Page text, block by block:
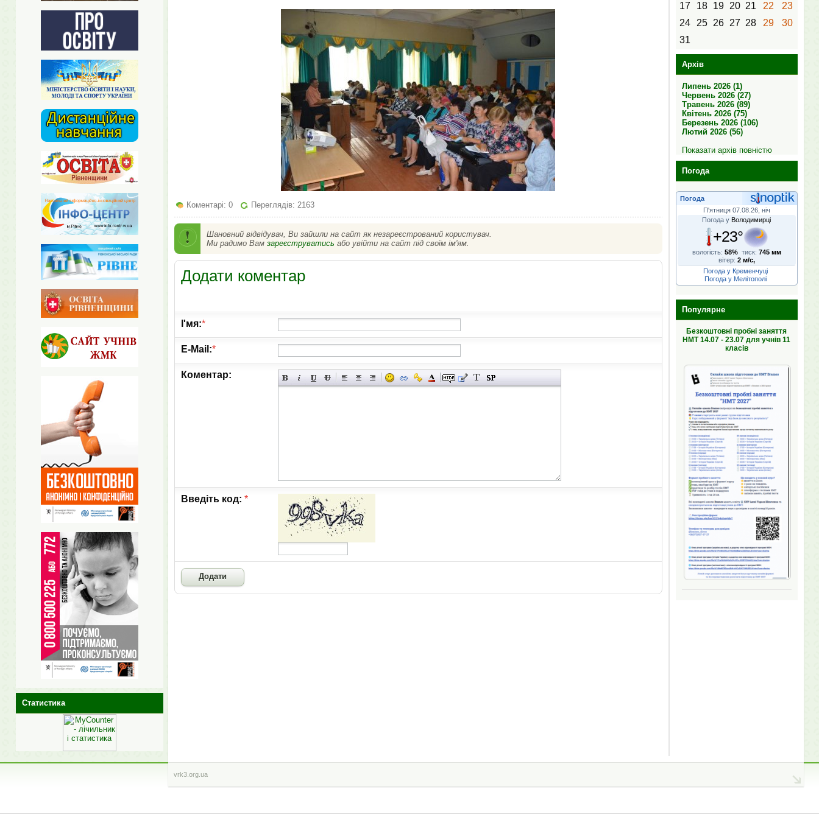
Коментарі: 0 Переглядів: 2163
Шановний відвідувач, Ви зайшли на сайт як незареєстрований користувач.
Ми радимо Вам зареєструватись або увійти на сайт під своїм ім'ям.
Додати коментар
І'мя:*
E-Mail:*
Коментар:
Введіть код: *
17
18 19 20 21 22
23
24
25 26 27 28 29
30
31
Архів
Липень 2026 (1)
Червень 2026 (27)
Травень 2026 (89)
Квітень 2026 (75)
Березень 2026 (106)
Лютий 2026 (56)
Показати архів повністю
Погода
Погода
П'ятниця 07.08.26, ніч
Погода у Володимирці
+23°
вологість: 58% тиск: 745 мм
вітер: 2 м/с,
Погода у Кременчуці
Погода у Мелітополі
Популярне
Безкоштовні пробні заняття
НМТ 14.07 - 23.07 для учнів 11
класів
Статистика
vrk3.org.ua